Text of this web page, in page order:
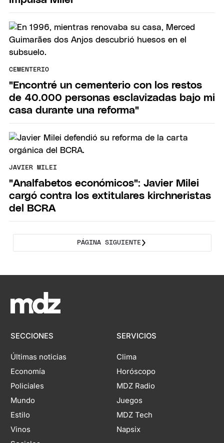
CEMENTERIO
"Encontré un cementerio con los restos
de 40.000 personas esclavizadas bajo mi
casa durante una reforma"
JAVIER MILEI
"Analfabetos económicos": Javier Milei
cargó contra los extitulares kirchneristas
del BCRA
PÁGINA SIGUIENTE
SECCIONES
Últimas noticias
Economía
Policiales
Mundo
Estilo
Vinos
SERVICIOS
Clima
Horóscopo
MDZ Radio
Juegos
MDZ Tech
Napsix